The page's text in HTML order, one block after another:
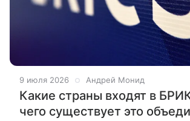
9 июля 2026 Андрей Монид
Какие страны входят в
чего существует это